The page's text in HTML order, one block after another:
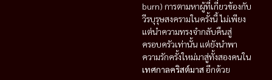
burn) การตามหาผู้ที่เกี่ยวข้องกับ
วีรบุรุษสงครามในครั้งนี้ ไม่เพียง
แต่นำความทรงจำกลับคืนสู่
ครอบครัวเท่านั้น แต่ยังนำพา
ความรักครั้งใหม่มาสู่ทั้งสองคนใน
เทศกาลคริสต์มาสอีกด้วย